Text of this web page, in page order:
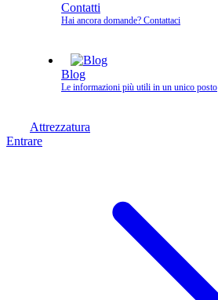
Contatti
Hai ancora domande? Contattaci
Blog
Le informazioni più utili in un unico posto
Attrezzatura
Entrare